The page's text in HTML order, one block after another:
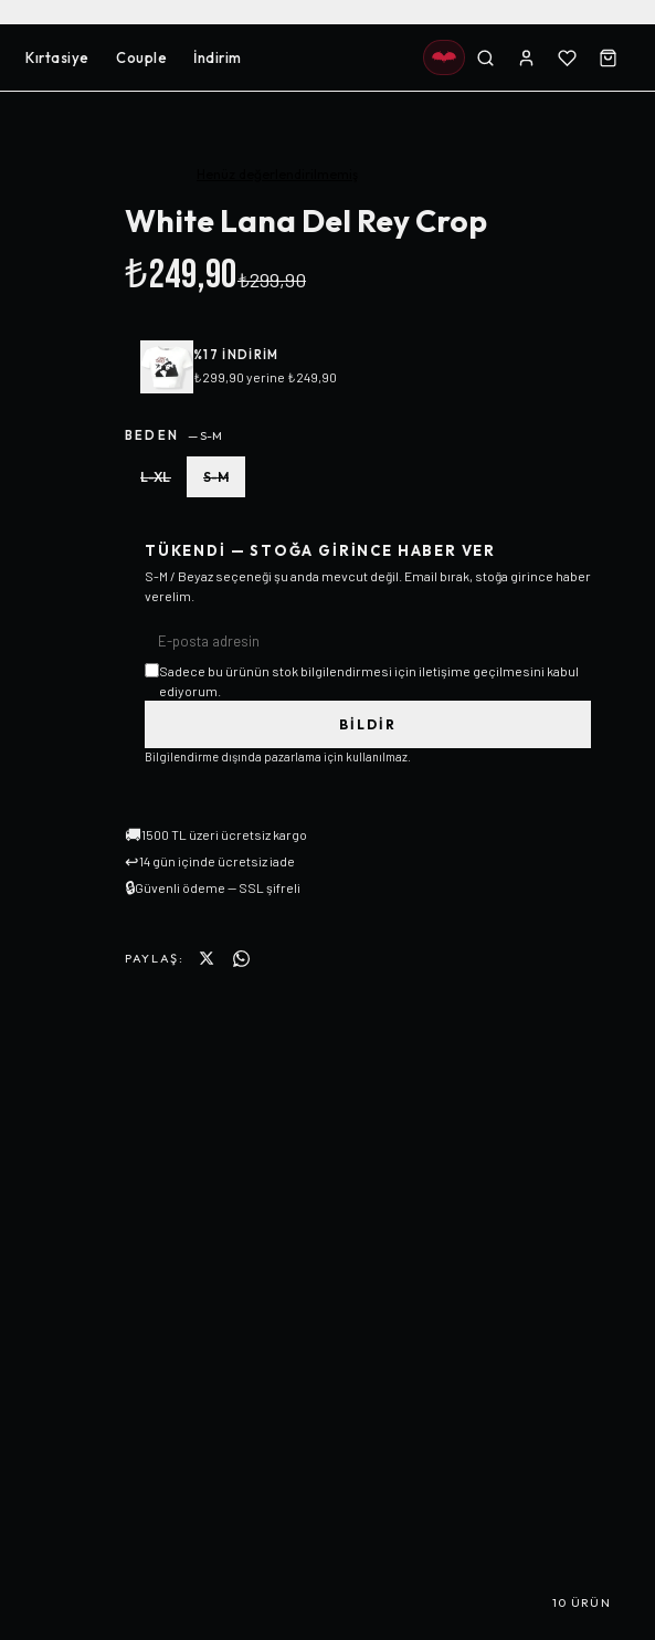
Kırtasiye Couple İndirim
White Lana Del Rey Crop
₺249,90₺299,90
%17 INDIRIM
₺299,90 yerine ₺249,90
BEDEN —S-M
L-XL S-M
TÜKENDI — STOĞA GIRINCE HABER VER
S-M / Beyaz seçeneği şu anda mevcut değil. Email bırak, stoğa girince haber
verelim.
Sadece bu ürünün stok bilgilendirmesi için iletişime geçilmesini kabul
ediyorum.
BILDIR
Bilgilendirme dışında pazarlama için kullanılmaz.
🚚1500 TL üzeri ücretsiz kargo
↩14 gün içinde ücretsiz iade
🔒Güvenli ödeme — SSL şifreli
PAYLAŞ:
10 ÜRÜN